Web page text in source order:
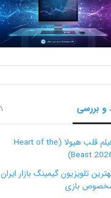
و بررسی
فیلم قلب هیولا (Heart of the
Beast
تلویزیون گیمینگ بازار ایران
بازی